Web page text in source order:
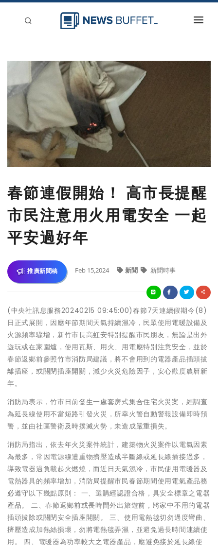
新聞稿分類
登入
春節連假開始！ 高市長提醒
市民注意用火用電安全 一起
平安過好年
推廣新聞稿 Feb 15,2024 新聞 新聞時事
(中央社訊息服務20240215 09:45:00)春節7天連續假期今(8)
日正式展開，因應年節期間天氣持續濕冷，民眾使用電暖設備及
火源頻率驟增，新竹市長高虹安特別提醒市民朋友，無論是出外
遊玩或在家圍爐，使用瓦斯、用火、用電應特別注意安全，並於
春節返鄉前參照竹市消防局建議，將不會用到的電器產品插頭拔
離插座，或關閉插座開關，減少火災危險因子，安心歡度農曆新
年。
消防局表示，竹市日前發生一處套房式集合住宅火災案，經調查
為延長線使用不當短路引發火災，所幸火警自動警報設備即時預
警，並由社區警衛及時撲滅火勢，未造成嚴重損失。
消防局指出，依去年火災案件統計，建築物火災案件以電氣因素
為最多，常因電源線遭重物擠壓造成半斷線或延長線插接過多，
導致電器過負載起火燃燒，而近日天氣濕冷，市民使用電暖器及
電熱器具的頻率增加，消防局提醒市民春節期間使用電氣產品務
必遵守以下幾點原則： 一、選購經認證合格，具安全標章之電器
產品。 二、春節返鄉前或長時間外出旅遊前，將家中不用的電器
插頭拔除或關閉安全插座開關。 三、使用電熱毯切勿過度彎曲、
擠壓造成加熱絲損壞，勿將電熱毯弄濕，並避免過長時間連續使
用。 四、電暖器為功率較大之電器產品，應避免接於延長線使